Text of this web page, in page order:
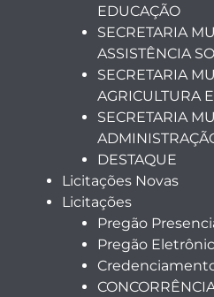
EDUCAÇÃO
SECRETARIA
ASSISTÊNCIA
SECRETARIA
AGRICULTURA
SECRETARIA
DESTAQUE
Licitações Novas
Licitações
Pregão
Pregão